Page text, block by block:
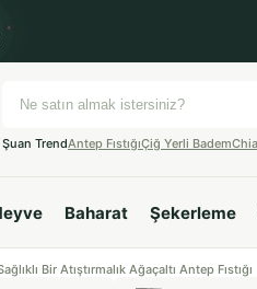
Şuan TrendAntep FıstığıÇiğ Yerli Badem
Baharat Şekerleme
Bir Atıştırmalık Ağaçaltı Antep Fıstığı